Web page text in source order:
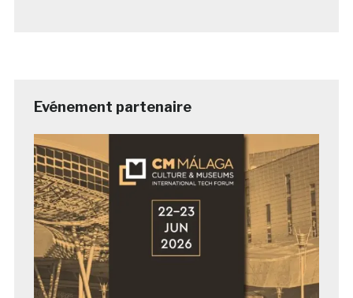
Evénement partenaire